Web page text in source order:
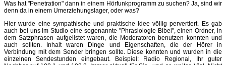
Was hat "Penetration" dann in einem Hörfunkprogramm zu suchen? Ja, sind wir
denn da in einem Umerziehungslager, oder was?
Hier wurde eine sympathische und praktische Idee völlig pervertiert. Es gab
auch bei uns im Studio eine sogenannte "Phrasiologie-Bibel", einen Ordner, in
dem Satzphrasen aufgelistet waren, die Moderatoren benutzen konnten und
auch sollten. Inhalt waren Dinge und Eigenschaften, die der Hörer in
Verbindung mit dem Sender bringen sollte. Diese konnten und wurden in die
einzelnen Sendestunden eingebaut. Beispiel: Radio Regional, Ihr guter